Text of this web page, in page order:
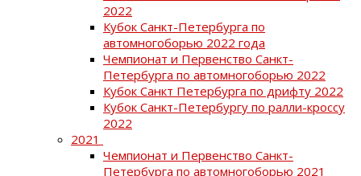
2022
Кубок Санкт-Петербурга по
автомногоборью 2022 года
Чемпионат и Первенство Санкт-
Петербурга по автомногоборью 2022
Кубок Санкт Петербурга по дрифту 2022
Кубок Санкт-Петербургу по ралли-кроссу
2022
2021
Чемпионат и Первенство Санкт-
Петербурга по автомногоборью 2021